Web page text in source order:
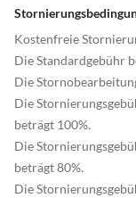
Kostenfreie
Die Standardgebühr
Die
Die
beträgt 100%.
Die
beträgt 80%.
Die